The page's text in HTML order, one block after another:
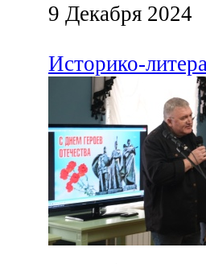
9 Декабря 2024
Историко-